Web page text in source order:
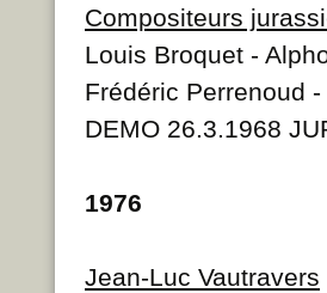
Compositeurs
Louis Broquet -
Frédéric Perrenoud
DEMO 26.3.1968
1976
Jean-Luc Vautravers